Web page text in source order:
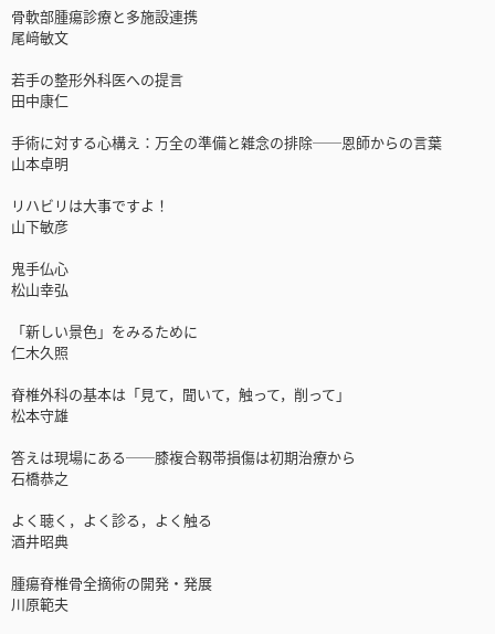
骨軟部腫瘍診療と多施設連携
尾﨑敏文
若手の整形外科医への提言
田中康仁
手術に対する心構え：万全の準備と雑念の排除──恩師からの言葉
山本卓明
リハビリは大事ですよ！
山下敏彦
鬼手仏心
松山幸弘
「新しい景色」をみるために
仁木久照
脊椎外科の基本は「見て，聞いて，触って，削って」
松本守雄
答えは現場にある──膝複合靱帯損傷は初期治療から
石橋恭之
よく聴く，よく診る，よく触る
酒井昭典
腫瘍脊椎骨全摘術の開発・発展
川原範夫